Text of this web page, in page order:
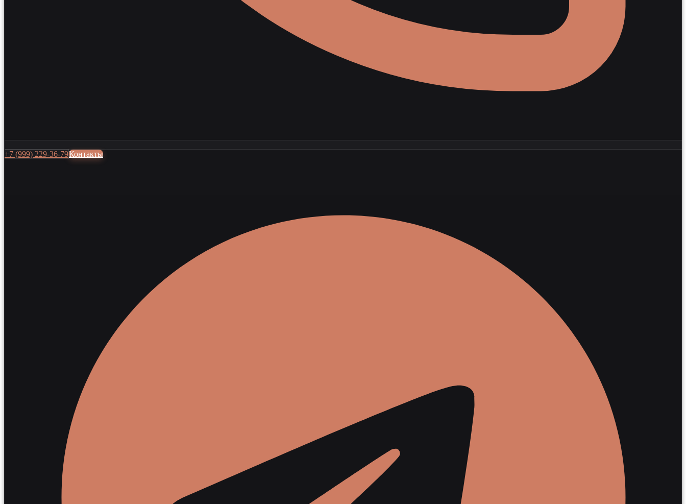
+7 (999) 229-36-79Контакты